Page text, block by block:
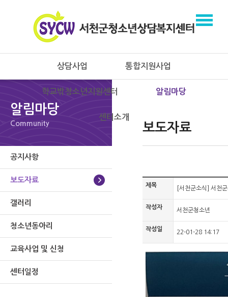
상담사업 통합지원사업
학교밖청소년지원센터 알림마당
센터소개
알림마당
Community
공지사항
보도자료
갤러리
청소년동아리
교육사업 및 신청
센터일정
보도자료
제목 [서천군소식] 서천
작성자 서천군청소년
작성일 22-01-28 14:17